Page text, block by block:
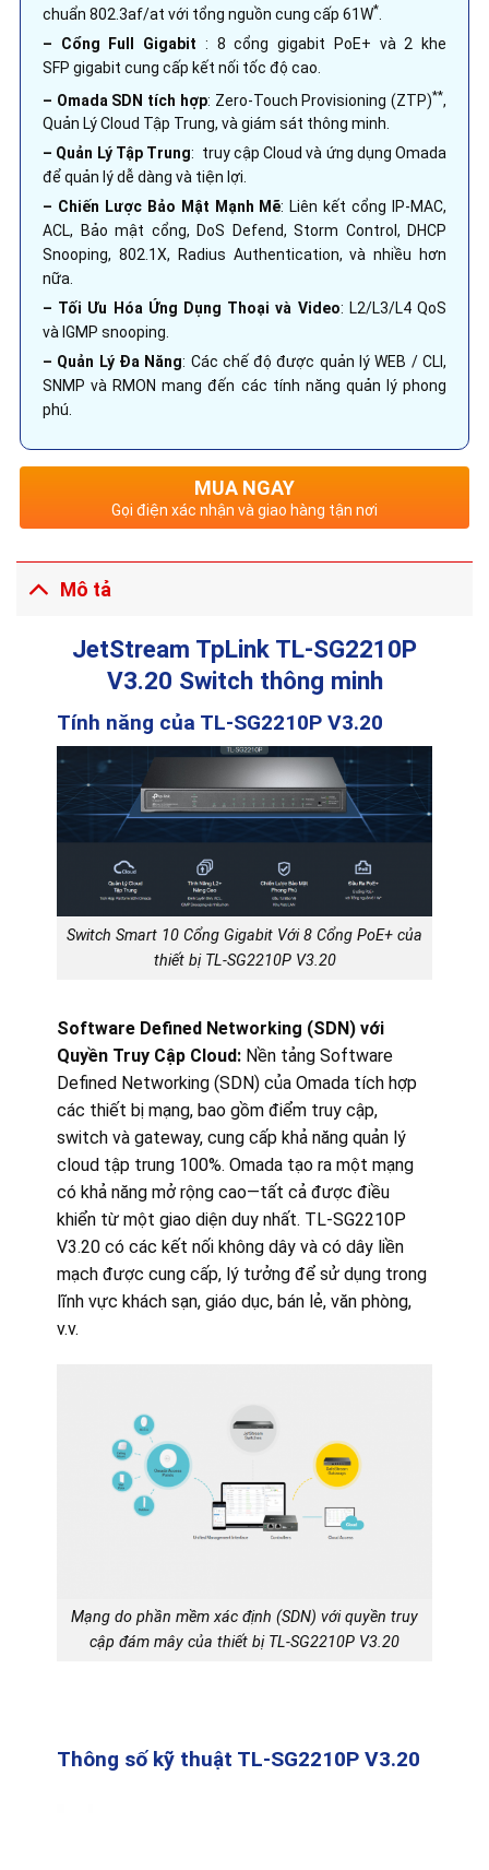
chuẩn 802.3af/at với tổng nguồn cung cấp 61W*
– Cổng Full Gigabit : 8 cổng gigabit PoE+ và 2 khe
SFP gigabit cung cấp kết nối tốc độ cao.
– Omada SDN tích hợp: Zero-Touch Provisioning (ZTP)**,
Quản Lý Cloud Tập Trung, và giám sát thông minh.
– Quản Lý Tập Trung: truy cập Cloud và ứng dụng Omada
để quản lý dễ dàng và tiện lợi.
– Chiến Lược Bảo Mật Mạnh Mẽ: Liên kết cổng IP-MAC,
ACL, Bảo mật cổng, DoS Defend, Storm Control, DHCP
Snooping, 802.1X, Radius Authentication, và nhiều hơn
nữa.
– Tối Ưu Hóa Ứng Dụng Thoại và Video: L2/L3/L4 QoS
và IGMP snooping.
– Quản Lý Đa Năng: Các chế độ được quản lý WEB / CLI,
SNMP và RMON mang đến các tính năng quản lý phong
phú.
MUA NGAY
Gọi điện xác nhận và giao hàng tận nơi
Mô tả
JetStream TpLink TL-SG2210P
V3.20 Switch thông minh
Tính năng của TL-SG2210P V3.20
Switch Smart 10 Cổng Gigabit Với 8 Cổng PoE+ của
thiết bị TL-SG2210P V3.20
Software Defined Networking (SDN) với
Quyền Truy Cập Cloud: Nền tảng Software
Defined Networking (SDN) của Omada tích hợp
các thiết bị mạng, bao gồm điểm truy cập,
switch và gateway, cung cấp khả năng quản lý
cloud tập trung 100%. Omada tạo ra một mạng
có khả năng mở rộng cao—tất cả được điều
khiển từ một giao diện duy nhất. TL-SG2210P
V3.20 có các kết nối không dây và có dây liền
mạch được cung cấp, lý tưởng để sử dụng trong
lĩnh vực khách sạn, giáo dục, bán lẻ, văn phòng,
v.v.
Mạng do phần mềm xác định (SDN) với quyền truy
cập đám mây của thiết bị TL-SG2210P V3.20
Thông số kỹ thuật TL-SG2210P V3.20